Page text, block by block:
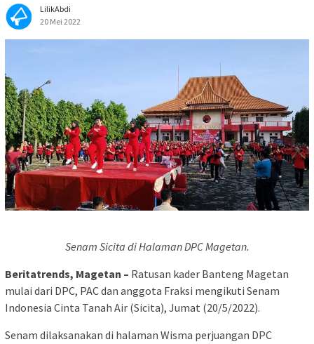
LilikAbdi
20 Mei 2022
Senam Sicita di Halaman DPC Magetan.
Beritatrends, Magetan – Ratusan kader Banteng Magetan
mulai dari DPC, PAC dan anggota Fraksi mengikuti Senam
Indonesia Cinta Tanah Air (Sicita), Jumat (20/5/2022).
Senam dilaksanakan di halaman Wisma perjuangan DPC